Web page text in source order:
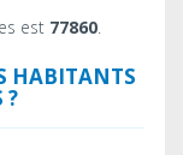
est 77860.
HABITANTS
?